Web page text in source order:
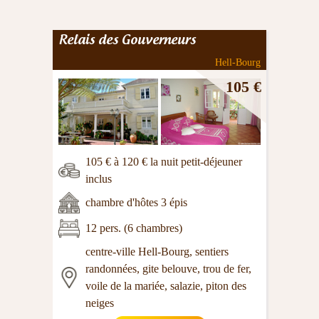
Relais des Gouverneurs
Hell-Bourg
105 €
105 € à 120 € la nuit petit-déjeuner
inclus
chambre d'hôtes 3 épis
12 pers. (6 chambres)
centre-ville Hell-Bourg, sentiers
randonnées, gite belouve, trou de fer,
voile de la mariée, salazie, piton des
neiges